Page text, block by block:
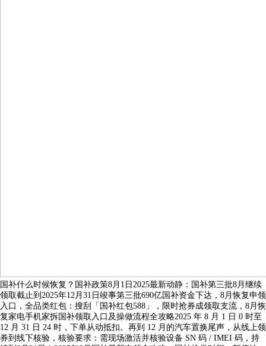
国补什么时候恢复？国补政策8月1日2025最新动静：国补第三批8月继续
领取截止到2025年12月31日竣事第三批690亿国补资金下达，8月恢复申领
入口，全品类红包：搜刮「国补红包588」，限时抢券成领取支流，8月恢
复家电手机家拆国补领取入口及操做流程全攻略2025 年 8 月 1 日 0 时至
12 月 31 日 24 时，下单从动抵扣。再到 12 月的汽车置换尾声，从线上领
券到线下核验，核验要求：需现场激活并核验设备 SN 码 / IMEI 码，持